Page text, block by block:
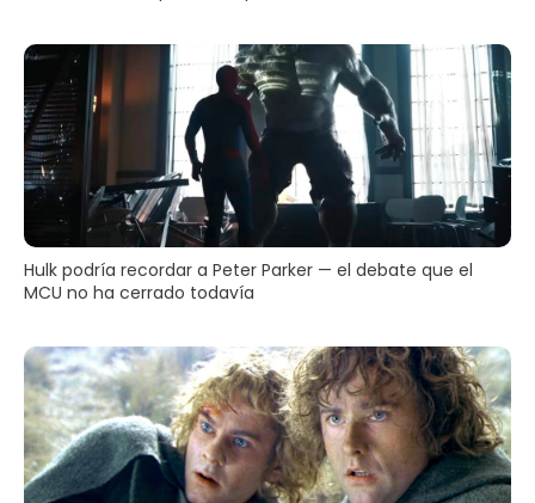
Hulk podría recordar a Peter Parker — el debate que el
MCU no ha cerrado todavía